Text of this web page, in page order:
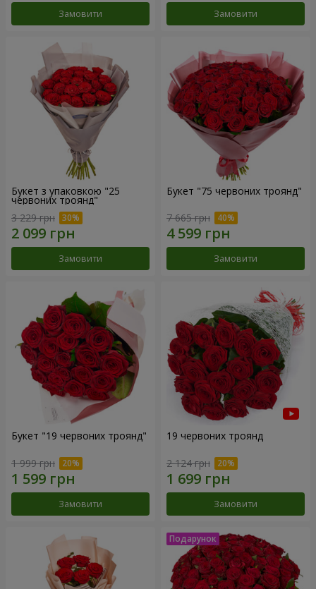
Замовити Замовити
Букет з упаковкою "25
червоних троянд"
3 229 грн
Замовити
Букет "75 червоних троянд"
7 665 грн
Замовити
Букет "19 червоних троянд"
1 999 грн
Замовити
19 червоних троянд
2 124 грн
Замовити